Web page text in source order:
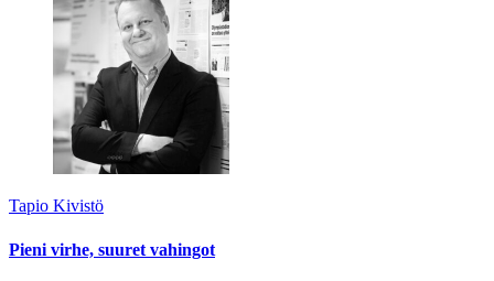
Tapio Kivistö
Pieni virhe, suuret vahingot